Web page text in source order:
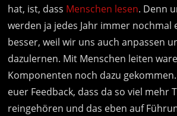
hat, ist, dass Menschen lesen. Denn
werden ja jedes Jahr immer nochmal
besser, weil wir uns auch anpassen
dazulernen. Mit Menschen leiten
Komponenten noch dazu
euer Feedback, dass da so viel mehr
reingehören und das eben auf